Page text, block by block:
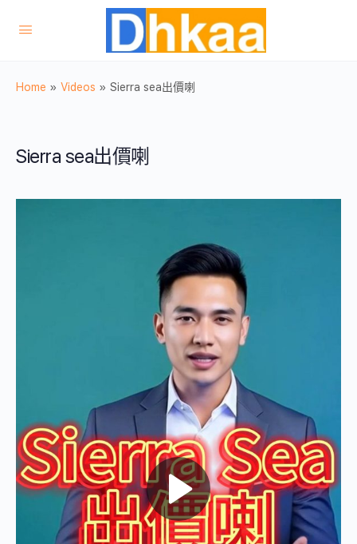
Home » Videos » Sierra sea出價喇
Sierra sea出價喇